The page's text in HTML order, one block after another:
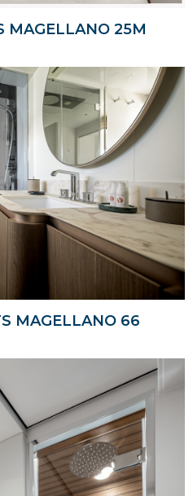
MAGELLANO 25M
MAGELLANO 66